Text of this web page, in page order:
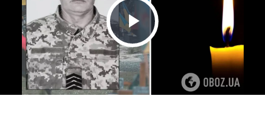
Play Video